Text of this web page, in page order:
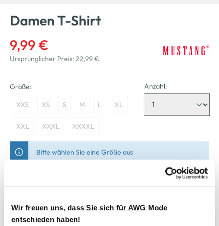
Wir freuen uns, dass Sie sich für AWG Mode
entschieden haben!
Damen T-Shirt
9,99 €
Ursprünglicher Preis: 22,99 €
Größe:
XXS XS S M L XL
XXL XXXL XXXXL
Anzahl:
Bitte wählen Sie eine Größe aus
In den Warenkorb